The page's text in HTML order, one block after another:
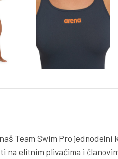
Team Swim Pro
na elitnim plivačima i